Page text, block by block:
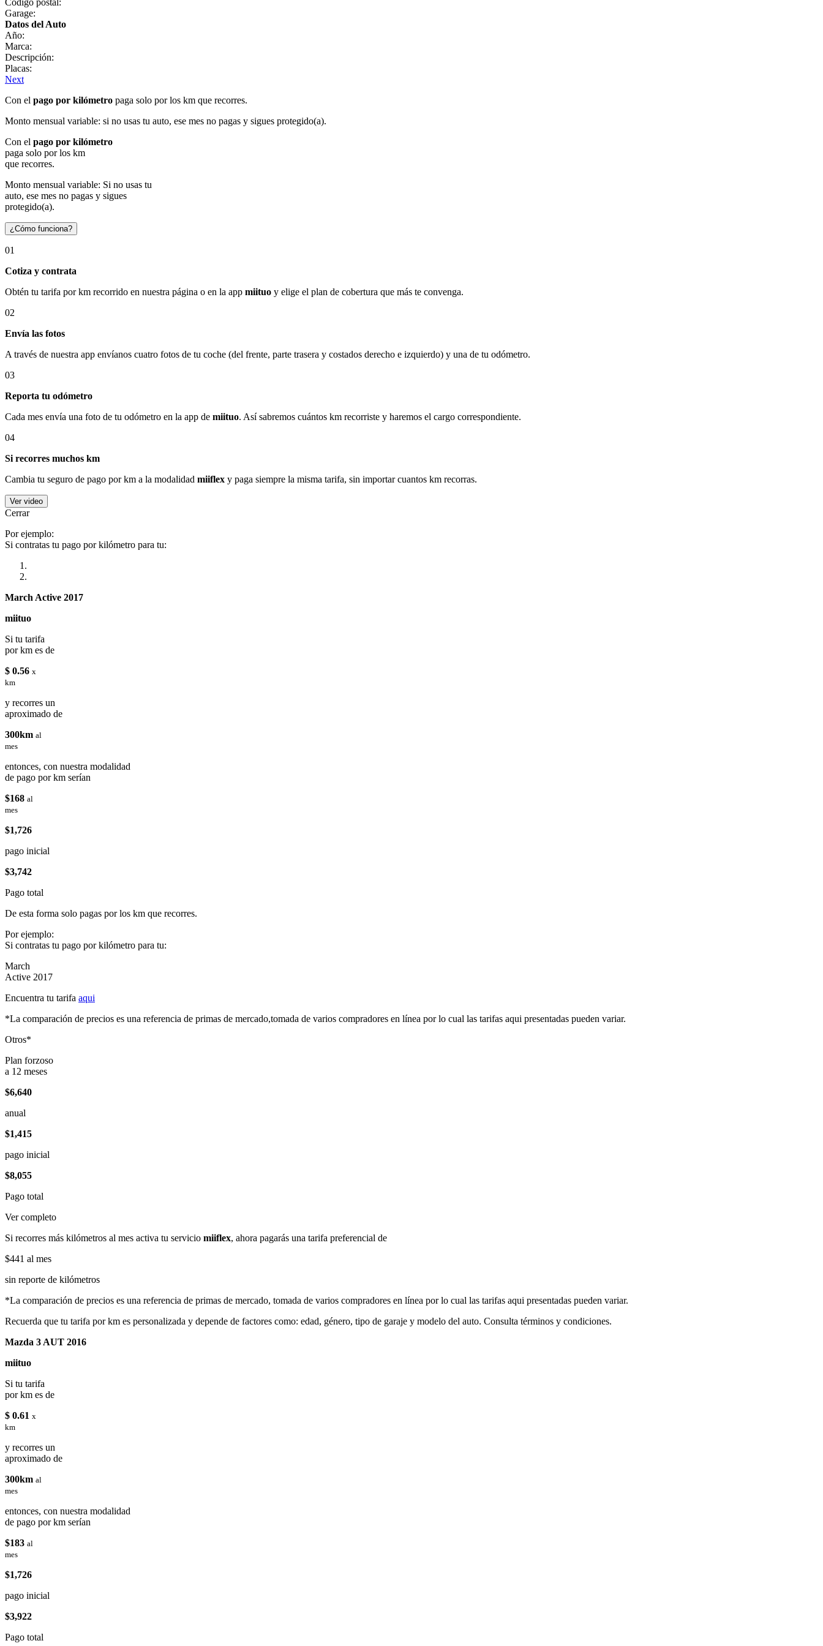
Garage:
Datos del Auto
Año:
Marca:
Descripción:
Placas:
Next
Con el pago por kilómetro paga solo por los km que recorres.
Monto mensual variable: si no usas tu auto, ese mes no pagas y sigues protegido(a).
Con el pago por kilómetro
paga solo por los km
que recorres.
Monto mensual variable: Si no usas tu
auto, ese mes no pagas y sigues
protegido(a).
¿Cómo funciona?
01
Cotiza y contrata
Obtén tu tarifa por km recorrido en nuestra página o en la app miituo y elige el plan de cobertura que más te convenga.
02
Envía las fotos
A través de nuestra app envíanos cuatro fotos de tu coche (del frente, parte trasera y costados derecho e izquierdo) y una de tu odómetro.
03
Reporta tu odómetro
Cada mes envía una foto de tu odómetro en la app de miituo. Así sabremos cuántos km recorriste y haremos el cargo correspondiente.
04
Si recorres muchos km
Cambia tu seguro de pago por km a la modalidad miiflex y paga siempre la misma tarifa, sin importar cuantos km recorras.
Ver video
Cerrar
Por ejemplo:
Si contratas tu pago por kilómetro para tu:
March Active 2017
miituo
Si tu tarifa
por km es de
$ 0.56 x
km
y recorres un
aproximado de
300km al
mes
entonces, con nuestra modalidad
de pago por km serían
$168 al
mes
$1,726
pago inicial
$3,742
Pago total
De esta forma solo pagas por los km que recorres.
Por ejemplo:
Si contratas tu pago por kilómetro para tu:
March
Active 2017
Encuentra tu tarifa aqui
*La comparación de precios es una referencia de primas de mercado,tomada de varios compradores en línea por lo cual las tarifas aqui presentadas pueden variar.
Otros*
Plan forzoso
a 12 meses
$6,640
anual
$1,415
pago inicial
$8,055
Pago total
Ver completo
Si recorres más kilómetros al mes activa tu servicio miiflex, ahora pagarás una tarifa preferencial de
$441 al mes
sin reporte de kilómetros
*La comparación de precios es una referencia de primas de mercado, tomada de varios compradores en línea por lo cual las tarifas aqui presentadas pueden variar.
Recuerda que tu tarifa por km es personalizada y depende de factores como: edad, género, tipo de garaje y modelo del auto. Consulta términos y condiciones.
Mazda 3 AUT 2016
miituo
Si tu tarifa
por km es de
$ 0.61 x
km
y recorres un
aproximado de
300km al
mes
entonces, con nuestra modalidad
de pago por km serían
$183 al
mes
$1,726
pago inicial
$3,922
Pago total